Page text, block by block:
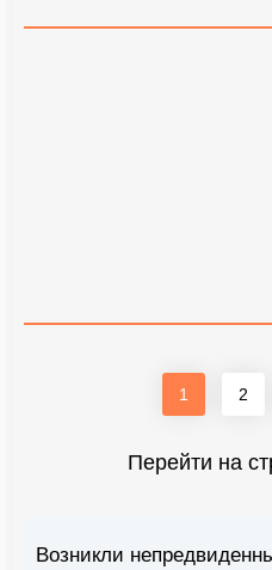
1 2
Перейти на
Возникли